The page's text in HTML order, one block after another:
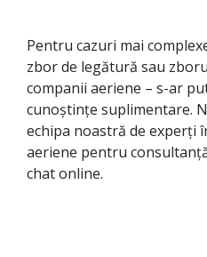
Pentru cazuri mai
zbor de legătură sau
companii aeriene – s-ar
cunoștințe suplimentare.
echipa noastră de
aeriene pentru
chat online.